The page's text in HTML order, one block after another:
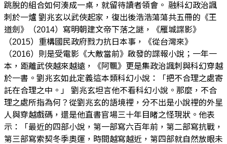
跳脫的組合如何湊成一桌，就留待讀者領會。 融科幻政治諷
刺於一爐 劉兆玄以武俠起家，復出後浩浩蕩蕩共五冊的《王
道劍》（2014）寫明朝建文帝下落之謎，《雁城諜影》
（2015）重構國民政府戮力抗日本事，《從台灣來》
（2016）則是受電影《大敵當前》啟發的諜報小說；一年一
本，距離武俠越來越遠，《阿飄》更是集政治諷刺與科幻穿越
於一書。劉兆玄如此定義這本類科幻小說：「把不合理之處寄
託在合理之中。」 劉兆玄坦言他不看科幻小說。那麼，不合
理之處所指為何？從劉兆玄的語境裡，分不出是小說裡的外星
人與穿越戲碼，還是他直書官場三十年目睹之怪現狀。他表
示：「最近的四部小說，第一部寫六百年前，第二部寫抗戰，
第三部寫索契冬季奧運，時間越寫越近，第四部就自然放眼未